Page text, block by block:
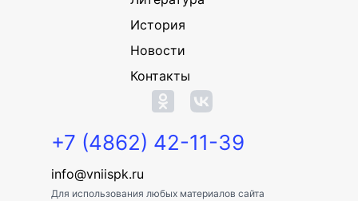
История
Новости
Контакты
+7 (4862) 42-11-39
info@vniispk.ru
Для использования любых материалов сайта